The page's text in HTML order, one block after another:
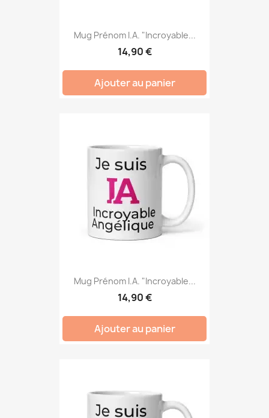
Mug Prénom I.A. "Incroyable...
14,90 €
Ajouter au panier
Mug Prénom I.A. "Incroyable...
14,90 €
Ajouter au panier